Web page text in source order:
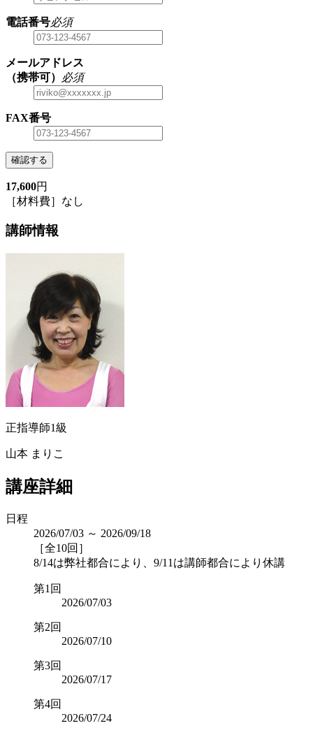
電話番号必須
メールアドレス
（携帯可）
必須
FAX番号
確認する
17,600円
［材料費］なし
講師情報
正指導師1級
山本 まりこ
講座詳細
日程
2026/07/03 ～ 2026/09/18
［全10回］
8/14は弊社都合により、9/11は講師都合により休講
第1回
2026/07/03
第2回
2026/07/10
第3回
2026/07/17
第4回
2026/07/24